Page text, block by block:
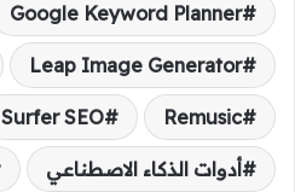
Google Keyword Planner
Leap Image Generator
Remusic
Surfer SEO
أدوات الذكاء الاصطناعي